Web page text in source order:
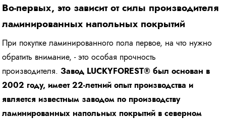
Во-первых, это зависит от силы производителя
ламинированных напольных покрытий
При покупке ламинированного пола первое, на что нужно
обратить внимание, - это особая прочность
производителя.Завод LUCKYFOREST® был основан в
2002 году, имеет 22-летний опыт производства и
является известным заводом по производству
ламинированных напольных покрытий в северном